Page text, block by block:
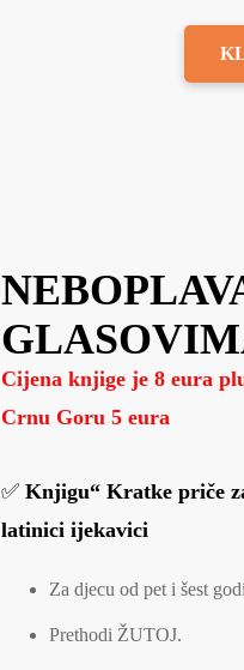
Cijena knjige je 8 eura
Crnu Goru 5 eura
✅ Knjigu“ Kratke priče
latinici ijekavici
Za djecu od pet i šest
Prethodi ŽUTOJ.